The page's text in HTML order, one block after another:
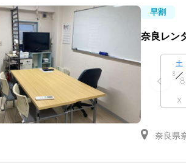
利用規約 特定商取引法
早割
奈良レン
土
8
8
x
奈良県